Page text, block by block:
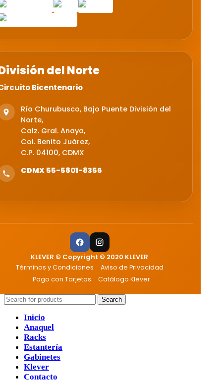
del Norte
Bicentenario
Río Churubusco, Bajo Puente División del
Norte,
Calz. Gral. Anaya,
Col. Benito Juárez,
C.P. 04100, CDMX
CDMX 55-5801-8356
KLEVER © Copyright © 2020 KLEVER
Términos y Condiciones
Aviso de Privacidad
Pago con Tarjetas
Catálogo Klever
Search
Inicio
Anaquel
Racks
Estantería
Gabinetes
Klever
Contacto